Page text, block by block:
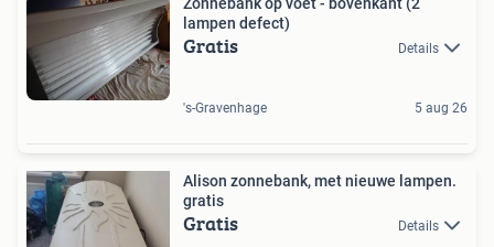
lampen defect)
Gratis Details
's-Gravenhage 5 aug 26
Alison zonnebank, met nieuwe lampen.
gratis
Gratis Details